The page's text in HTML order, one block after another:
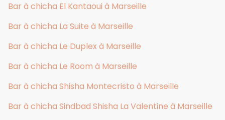
Bar à chicha El Kantaoui à Marseille
Bar à chicha La Suite à Marseille
Bar à chicha Le Duplex à Marseille
Bar à chicha Le Room à Marseille
Bar à chicha Shisha Montecristo à Marseille
Bar à chicha Sindbad Shisha La Valentine à Marseille